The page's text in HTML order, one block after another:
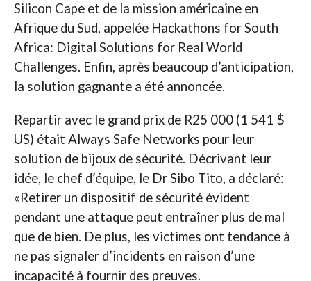
Silicon Cape et de la mission américaine en
Afrique du Sud, appelée Hackathons for South
Africa: Digital Solutions for Real World
Challenges. Enfin, après beaucoup d’anticipation,
la solution gagnante a été annoncée.
Repartir avec le grand prix de R25 000 (1 541 $
US) était Always Safe Networks pour leur
solution de bijoux de sécurité. Décrivant leur
idée, le chef d’équipe, le Dr Sibo Tito, a déclaré:
«Retirer un dispositif de sécurité évident
pendant une attaque peut entraîner plus de mal
que de bien. De plus, les victimes ont tendance à
ne pas signaler d’incidents en raison d’une
incapacité à fournir des preuves.